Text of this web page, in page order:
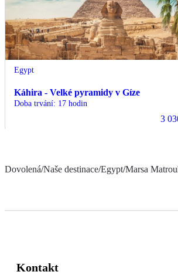
Egypt
Káhira - Velké pyramidy v Gíze
Doba trvání: 17 hodin
3
Dovolená/Naše destinace/Egypt/Marsa
Kontakt